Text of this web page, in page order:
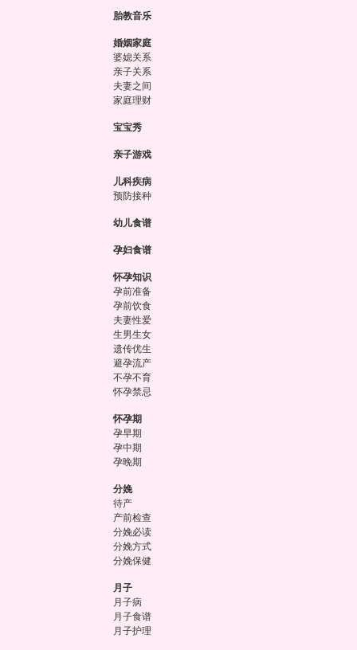
胎教音乐
婚姻家庭
婆媳关系
亲子关系
夫妻之间
家庭理财
宝宝秀
亲子游戏
儿科疾病
预防接种
幼儿食谱
孕妇食谱
怀孕知识
孕前准备
孕前饮食
夫妻性爱
生男生女
遗传优生
避孕流产
不孕不育
怀孕禁忌
怀孕期
孕早期
孕中期
孕晚期
分娩
待产
产前检查
分娩必读
分娩方式
分娩保健
月子
月子病
月子食谱
月子护理